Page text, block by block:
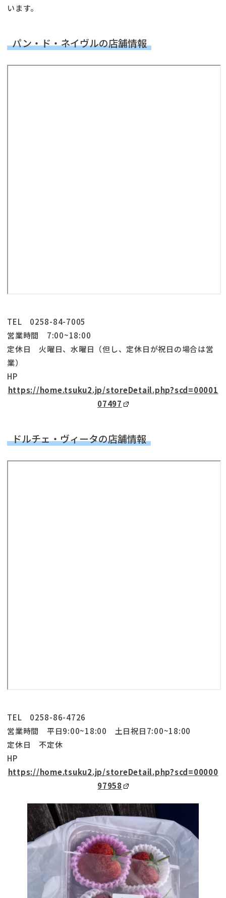
います。
パン・ド・ネイヴルの店舗情報
TEL 0258-84-7005
営業時間 7:00~18:00
定休日 火曜日、水曜日（但し、定休日が祝日の場合は営
業）
HP
https://home.tsuku2.jp/storeDetail.php?scd=00001
07497
ドルチェ・ヴィータの店舗情報
TEL 0258-86-4726
営業時間 平日9:00~18:00 土日祝日7:00~18:00
定休日 不定休
HP
https://home.tsuku2.jp/storeDetail.php?scd=00000
97958